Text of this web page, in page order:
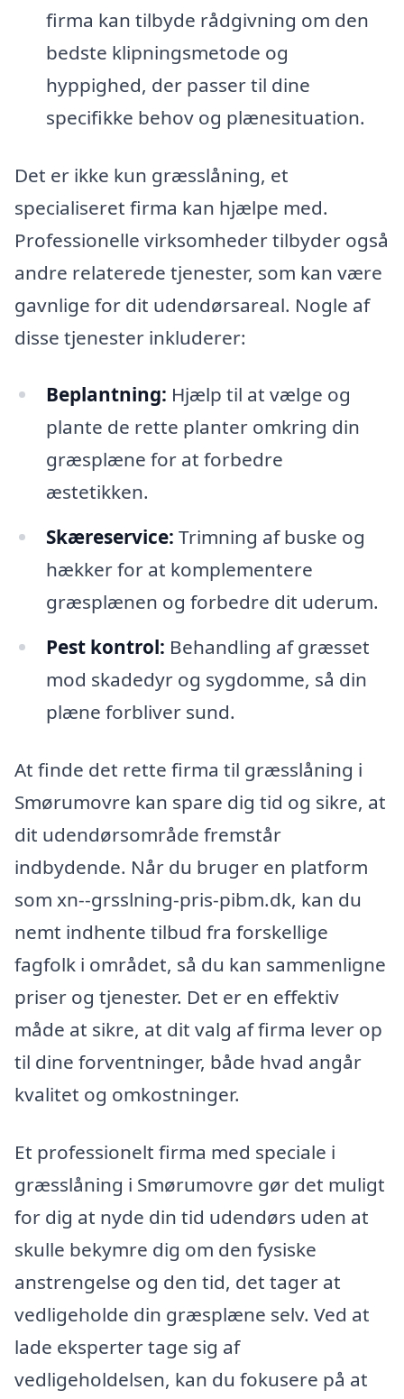
firma kan tilbyde rådgivning om den
bedste klipningsmetode og
hyppighed, der passer til dine
specifikke behov og plænesituation.
Det er ikke kun græsslåning, et
specialiseret firma kan hjælpe med.
Professionelle virksomheder tilbyder også
andre relaterede tjenester, som kan være
gavnlige for dit udendørsareal. Nogle af
disse tjenester inkluderer:
Beplantning: Hjælp til at vælge og
plante de rette planter omkring din
græsplæne for at forbedre
æstetikken.
Skæreservice: Trimning af buske og
hækker for at komplementere
græsplænen og forbedre dit uderum.
Pest kontrol: Behandling af græsset
mod skadedyr og sygdomme, så din
plæne forbliver sund.
At finde det rette firma til græsslåning i
Smørumovre kan spare dig tid og sikre, at
dit udendørsområde fremstår
indbydende. Når du bruger en platform
som xn--grsslning-pris-pibm.dk, kan du
nemt indhente tilbud fra forskellige
fagfolk i området, så du kan sammenligne
priser og tjenester. Det er en effektiv
måde at sikre, at dit valg af firma lever op
til dine forventninger, både hvad angår
kvalitet og omkostninger.
Et professionelt firma med speciale i
græsslåning i Smørumovre gør det muligt
for dig at nyde din tid udendørs uden at
skulle bekymre dig om den fysiske
anstrengelse og den tid, det tager at
vedligeholde din græsplæne selv. Ved at
lade eksperter tage sig af
vedligeholdelsen, kan du fokusere på at